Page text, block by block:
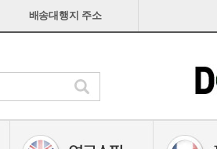
배송대행지 주소